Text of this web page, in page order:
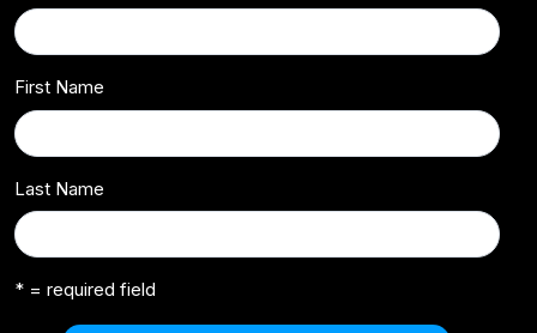
First Name
Last Name
* = required field